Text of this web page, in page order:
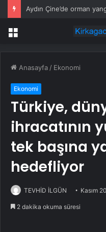
Menü
Anasayfa / Ekonomi
Ekonomi
Türkiye,
ihracatının
tek başına
hedefliyor
TEVHİD İLGÜN Kasım
2 dakika okuma süresi